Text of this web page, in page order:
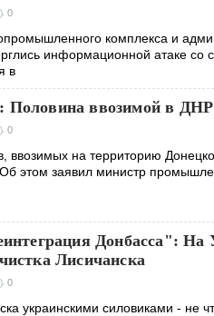
0
комплекса и
информационной атаке
в
Половина ввозимой в
0
ввозимых на территорию
этом заявил министр
Донбасса": На
Лисичанска
0
украинскими силовиками - не